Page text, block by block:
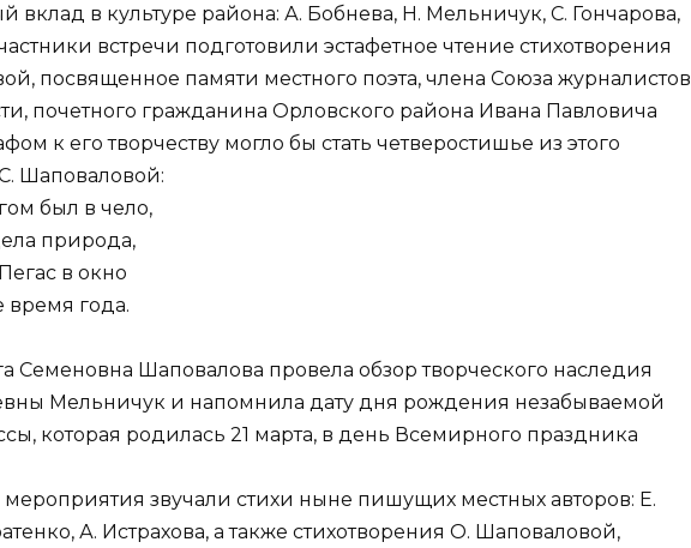
вклад в культуре района: А. Бобнева, Н. Мельничук, С. Гончарова,
встречи подготовили эстафетное чтение стихотворения
посвященное памяти местного поэта, члена Союза журналистов
почетного гражданина Орловского района Ивана Павловича
к его творчеству могло бы стать четверостишье из этого
Шаповаловой:
был в чело,
природа,
в окно
года.
Семеновна Шаповалова провела обзор творческого наследия
Мельничук и напомнила дату дня рождения незабываемой
которая родилась 21 марта, в день Всемирного праздника
мероприятия звучали стихи ныне пишущих местных авторов: Е.
А. Истрахова, а также стихотворения О. Шаповаловой,